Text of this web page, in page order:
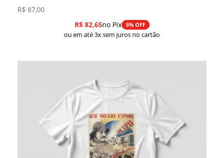
R$ 87,00
R$82,65no Pix 5% OFF
ou em até 3x sem juros no cartão